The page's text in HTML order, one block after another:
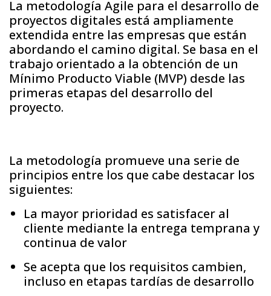
La metodología Agile para el desarrollo de
proyectos digitales está ampliamente
extendida entre las empresas que están
abordando el camino digital. Se basa en el
trabajo orientado a la obtención de un
Mínimo Producto Viable (MVP) desde las
primeras etapas del desarrollo del
proyecto.
La metodología promueve una serie de
principios entre los que cabe destacar los
siguientes:
La mayor prioridad es satisfacer al
cliente mediante la entrega temprana y
continua de valor
Se acepta que los requisitos cambien,
incluso en etapas tardías de desarrollo